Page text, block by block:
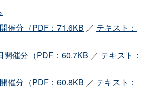
催分（PDF：71.6KB ／ テキスト：
開催分（PDF：60.7KB ／ テキスト：
催分（PDF：60.8KB ／ テキスト：